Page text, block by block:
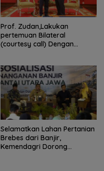
Prof. Zudan,Lakukan
pertemuan Bilateral
(courtesy call) Dengan
Siapkan Indonesia Jadi Pusat
Kolaborasi ASN ASEAN
Selamatkan Lahan Pertanian
Brebes dari Banjir,
Kemendagri Dorong